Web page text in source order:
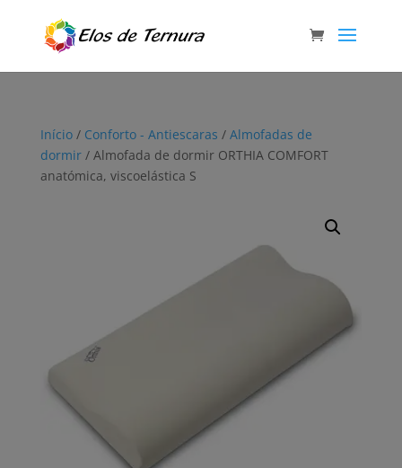
Início/ Conforto - Antiescaras / Almofadas de
dormir/ Almofada de dormir ORTHIA COMFORT
anatómica, viscoelástica S